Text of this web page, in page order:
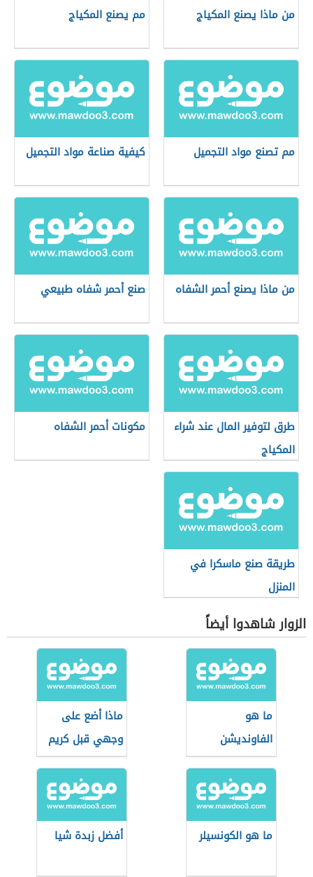
من ماذا يصنع المكياج مم يصنع المكياج
مم تصنع مواد التجميل كيفية صناعة مواد التجميل
من ماذا يصنع أحمر الشفاه صنع أحمر شفاه طبيعي
طرق لتوفير المال عند شراء
المكياج
مكونات أحمر الشفاه
طريقة صنع ماسكرا في
المنزل
الزوار شاهدوا أيضاً
ما هو
الفاونديشن
ماذا أضع على
وجهي قبل كريم
الأساس
ما هو الكونسيلر أفضل زبدة شيا